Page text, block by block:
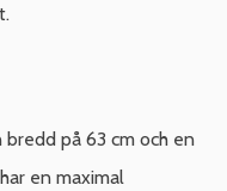
bredd på 63 cm och en
en maximal